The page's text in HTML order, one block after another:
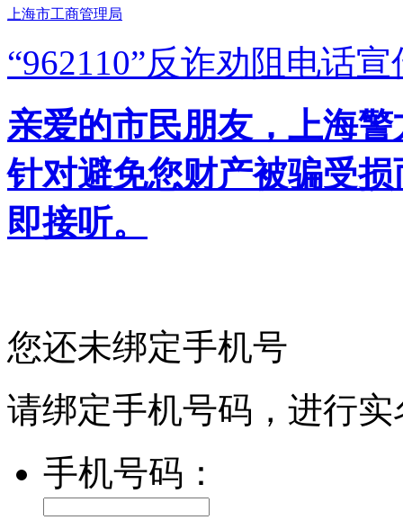
上海市工商管理局
“962110”反诈劝阻电话宣
亲爱的市民朋友，上海
针对避免您财产被骗受
即接听。
您还未绑定手机号
请绑定手机号码，进行
手机号码：